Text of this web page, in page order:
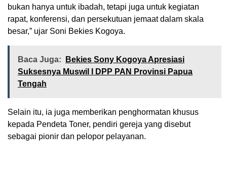
bukan hanya untuk ibadah, tetapi juga untuk kegiatan
rapat, konferensi, dan persekutuan jemaat dalam skala
besar,” ujar Soni Bekies Kogoya.
Baca Juga:
Bekies Sony Kogoya Apresiasi
Suksesnya Muswil I DPP PAN Provinsi Papua
Tengah
Selain itu, ia juga memberikan penghormatan khusus
kepada Pendeta Toner, pendiri gereja yang disebut
sebagai pionir dan pelopor pelayanan.